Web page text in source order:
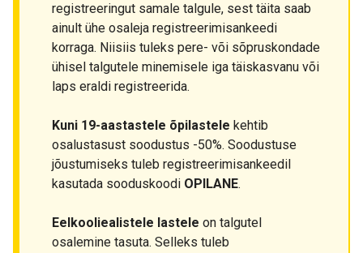
registreeringut samale talgule, sest täita saab
ainult ühe osaleja registreerimisankeedi
korraga. Niisiis tuleks pere- või sõpruskondade
ühisel talgutele minemisele iga täiskasvanu või
laps eraldi registreerida.
Kuni 19-aastastele õpilastele kehtib
osalustasust soodustus -50%. Soodustuse
jõustumiseks tuleb registreerimisankeedil
kasutada sooduskoodi OPILANE.
Eelkooliealistele lastele on talgutel
osalemine tasuta. Selleks tuleb